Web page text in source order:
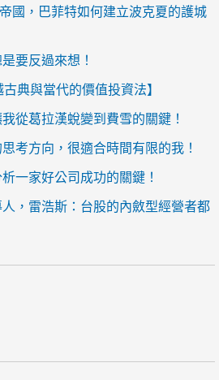
國，巴菲特如何建立波克夏的護城
要反過來想！
典與當代的價值投資法】
從葛拉漢蛻變到費雪的關鍵！
考方向，很適合時間有限的我！
一家好公司成功的關鍵！
，雷浩斯：台股的內斂型經營者都